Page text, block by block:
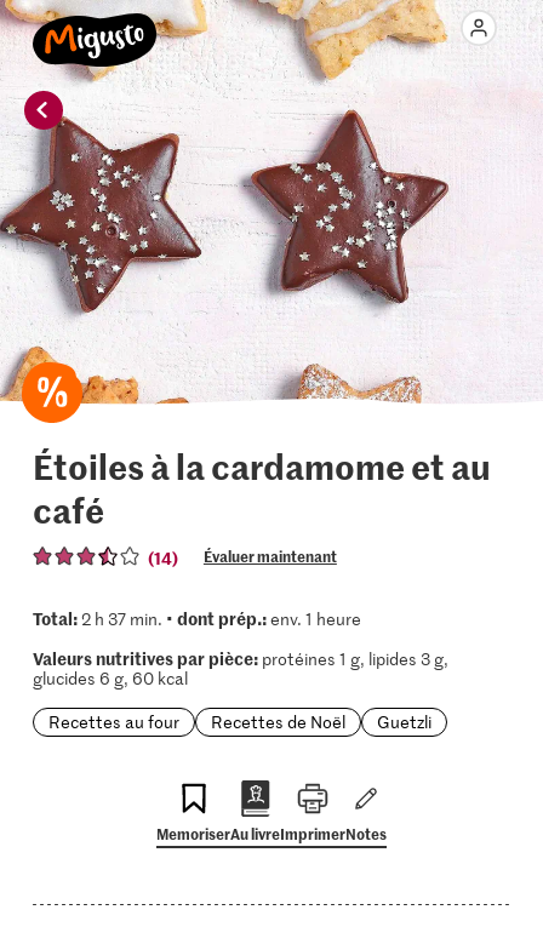
Étoiles à la cardamome et au
café
(14) Évaluer maintenant
Total:2 h 37 min. • dont prép.:env. 1 heure
Valeurs nutritives par pièce:protéines 1 g, lipides 3 g,
glucides 6 g, 60 kcal
Recettes au four
Recettes de Noël Guetzli
MemoriserAu livreImprimerNotes